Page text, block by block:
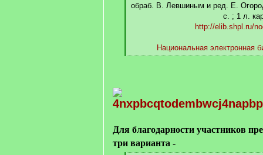
обраб. В. Левшиным и ред. Е.
с. ; 1 л.
http://elib.shpl.ru/
Национальная электронная
Для благодарности участников
три варианта -